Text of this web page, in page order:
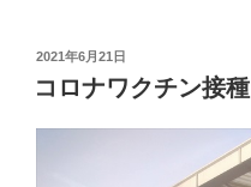
投
日:
2021年6月21日
コロナワクチン接種